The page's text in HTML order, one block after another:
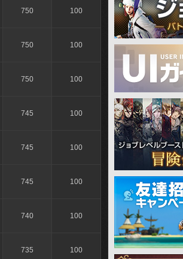
750 100
750 100
750 100
745 100
745 100
745 100
740 100
735 100